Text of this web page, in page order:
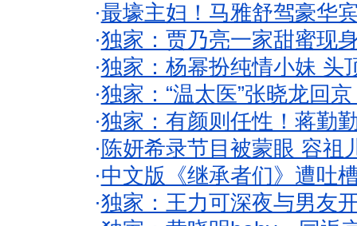
·最壕主妇！马雅舒驾豪华
·独家：贾乃亮一家甜蜜现
·独家：杨幂扮纯情小妹 头
·独家：“温太医”张晓龙回
·独家：有颜则任性！蒋勤
· 陈妍希录节目被蒙眼 容祖
·中文版《继承者们》遭吐
·独家：王力可深夜与男友